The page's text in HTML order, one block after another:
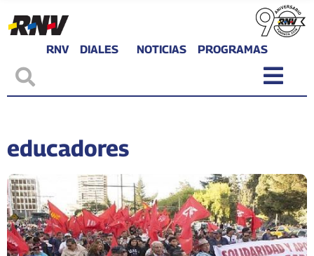
RNV DIALES NOTICIAS PROGRAMAS
educadores